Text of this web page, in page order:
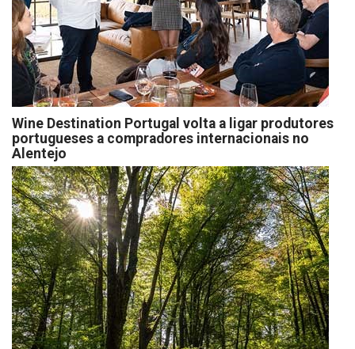
Wine Destination Portugal volta a ligar produtores
portugueses a compradores internacionais no
Alentejo